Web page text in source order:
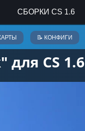
СБОРКИ CS 1.6
📝 КОНФИГИ
для CS 1.6